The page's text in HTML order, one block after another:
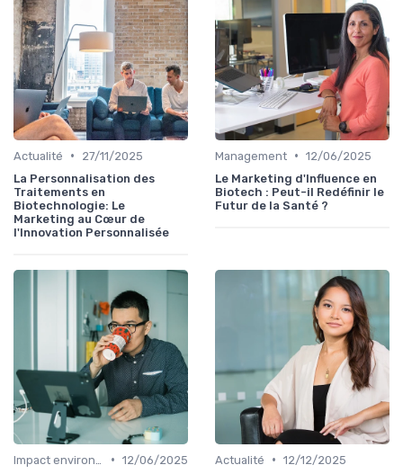
Actualité •
27/11/2025
La Personnalisation des
Traitements en
Biotechnologie: Le
Marketing au Cœur de
l'Innovation Personnalisée
Management • 12/06/2025
Le Marketing d'Influence en
Biotech : Peut-il Redéfinir le
Futur de la Santé ?
• 12/06/2025
Actualité • 12/12/2025